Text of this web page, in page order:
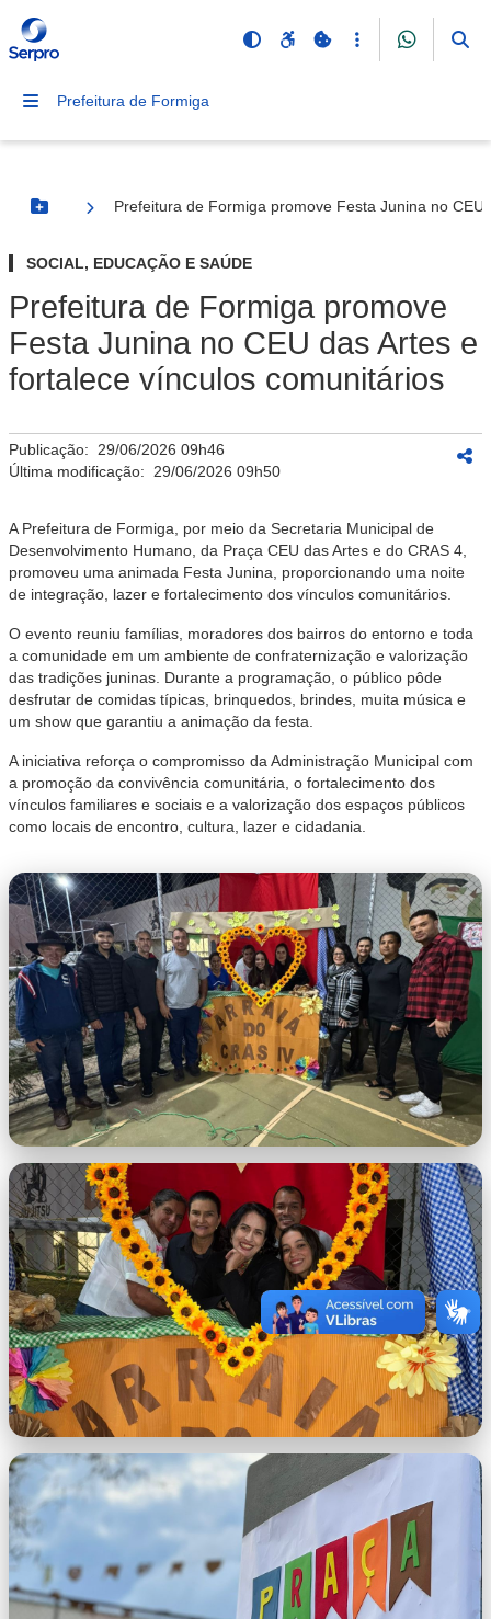
Prefeitura de Formiga
Botão Menu
Prefeitura de Formiga promove Festa Junina no
SOCIAL, EDUCAÇÃO E SAÚDE
Prefeitura de Formiga promove
Festa Junina no CEU das Artes e
fortalece vínculos comunitários
Publicação: 29/06/2026 09h46
Última modificação: 29/06/2026 09h50
A Prefeitura de Formiga, por meio da Secretaria Municipal de
Desenvolvimento Humano, da Praça CEU das Artes e do CRAS 4,
promoveu uma animada Festa Junina, proporcionando uma noite
de integração, lazer e fortalecimento dos vínculos comunitários.
O evento reuniu famílias, moradores dos bairros do entorno e toda
a comunidade em um ambiente de confraternização e valorização
das tradições juninas. Durante a programação, o público pôde
desfrutar de comidas típicas, brinquedos, brindes, muita música e
um show que garantiu a animação da festa.
A iniciativa reforça o compromisso da Administração Municipal com
a promoção da convivência comunitária, o fortalecimento dos
vínculos familiares e sociais e a valorização dos espaços públicos
como locais de encontro, cultura, lazer e cidadania.
WhatsApp Image 2026-06-26 at
14.48.48.jpeg
WhatsApp Image 2026-06-26 at 14.48.20
(1).jpeg